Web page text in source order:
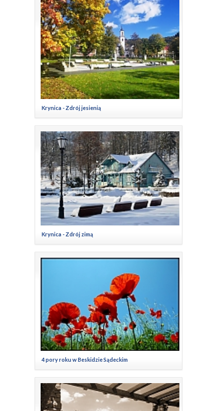
Krynica - Zdrój jesienią
Krynica - Zdrój zimą
4 pory roku w Beskidzie Sądeckim